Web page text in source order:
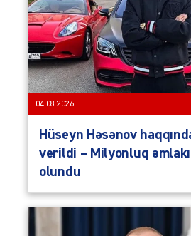
04.08.2026
Hüseyn Həsənov
verildi – Milyonluq
olundu